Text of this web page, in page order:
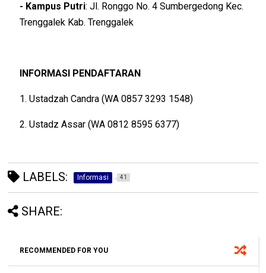
- Kampus Putri: Jl. Ronggo No. 4 Sumbergedong Kec.
Trenggalek Kab. Trenggalek
INFORMASI PENDAFTARAN
1. Ustadzah Candra (WA 0857 3293 1548)
2. Ustadz Assar (WA 0812 8595 6377)
LABELS: Informasi 41
SHARE:
RECOMMENDED FOR YOU